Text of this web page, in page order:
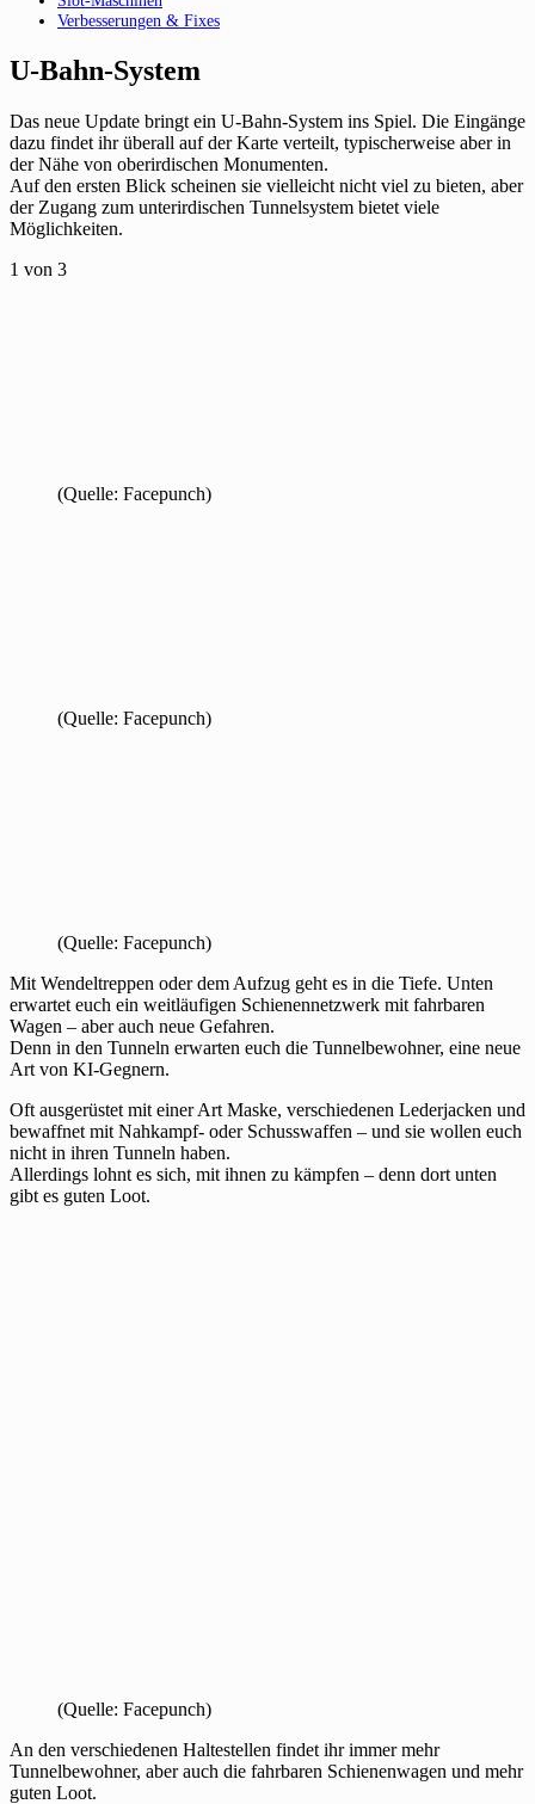
Verbesserungen & Fixes
U-Bahn-System
Das neue Update bringt ein U-Bahn-System ins Spiel. Die Eingänge
dazu findet ihr überall auf der Karte verteilt, typischerweise aber in
der Nähe von oberirdischen Monumenten.
Auf den ersten Blick scheinen sie vielleicht nicht viel zu bieten, aber
der Zugang zum unterirdischen Tunnelsystem bietet viele
Möglichkeiten.
1 von 3
(Quelle: Facepunch)
(Quelle: Facepunch)
(Quelle: Facepunch)
Mit Wendeltreppen oder dem Aufzug geht es in die Tiefe. Unten
erwartet euch ein weitläufigen Schienennetzwerk mit fahrbaren
Wagen – aber auch neue Gefahren.
Denn in den Tunneln erwarten euch die Tunnelbewohner, eine neue
Art von KI-Gegnern.
Oft ausgerüstet mit einer Art Maske, verschiedenen Lederjacken und
bewaffnet mit Nahkampf- oder Schusswaffen – und sie wollen euch
nicht in ihren Tunneln haben.
Allerdings lohnt es sich, mit ihnen zu kämpfen – denn dort unten
gibt es guten Loot.
(Quelle: Facepunch)
An den verschiedenen Haltestellen findet ihr immer mehr
Tunnelbewohner, aber auch die fahrbaren Schienenwagen und mehr
guten Loot.